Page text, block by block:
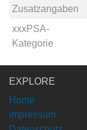
Zusatzangaben
xxxPSA-
Kategorie
EXPLORE
Home
Impressum